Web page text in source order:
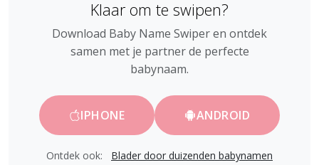
Klaar om te swipen?
Download Baby Name Swiper en ontdek
samen met je partner de perfecte
babynaam.
IPHONE ANDROID
Ontdek ook:
Blader door duizenden babynamen